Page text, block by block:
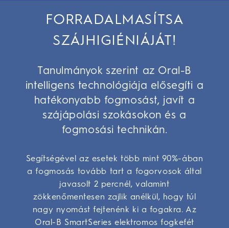
FORRADALMASÍTSA
SZÁJHIGIÉNIÁJÁT!
Tanulmányok szerint az Oral-B
intelligens technológiája elősegíti a
hatékonyabb fogmosást, javít a
szájápolási szokásokon és a
fogmosási technikán.
Segítségével az esetek több mint 90%-ában
a fogmosás tovább tart a fogorvosok által
javasolt 2 percnél, valamint
zökkenőmentesen zajlik anélkül, hogy túl
nagy nyomást fejtenénk ki a fogakra. Az
Oral-B SmartSeries elektromos fogkefét